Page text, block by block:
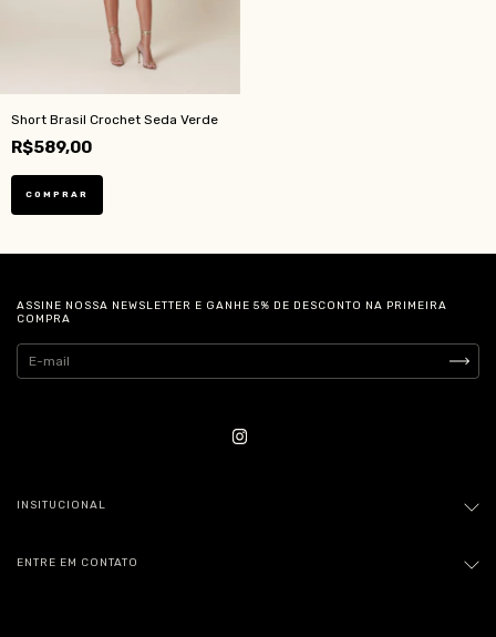
Short Brasil Crochet Seda Verde
R$589,00
COMPRAR
ASSINE NOSSA NEWSLETTER E GANHE 5% DE DESCONTO NA PRIMEIRA
COMPRA
INSITUCIONAL
ENTRE EM CONTATO